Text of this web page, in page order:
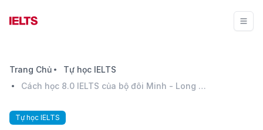
Trang Chủ
Tự học IELTS
Cách học 8.0 IELTS của bộ đôi Minh - Long khi là học sinh lớp 12
Tự học IELTS